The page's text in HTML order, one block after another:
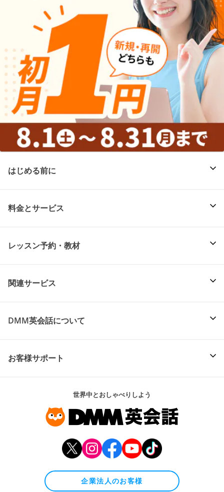
はじめる前に
料金とサービス
レッスン予約・教材
関連サービス
DMM英会話について
お客様サポート
世界中とおしゃべりしよう
企業法人のお客様